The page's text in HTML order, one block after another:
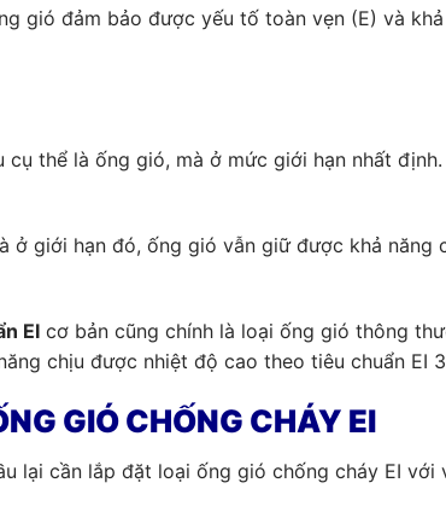
gió đảm bảo được yếu tố toàn vẹn (E) và
thể là ống gió, mà ở mức giới hạn nhất
ở giới hạn đó, ống gió vẫn giữ được khả
EIcơ bản cũng chính là loại ống gió thông
chịu được nhiệt độ cao theo tiêu chuẩn EI
GIÓ CHỐNG CHÁY EI
lại cần lắp đặt loại ống gió chống cháy EI với